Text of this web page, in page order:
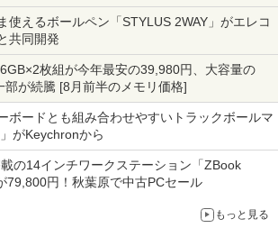
使えるボールペン「STYLUS 2WAY」がエレコ
共同開発
枚組が今年最安の39,980円、大容量の
部が続騰 [8月前半のメモリ価格]
ボードとも組み合わせやすいトラックボールマ
がKeychronから
の14インチワークステーション「ZBook
79,800円！秋葉原で中古PCセール
もっと見る